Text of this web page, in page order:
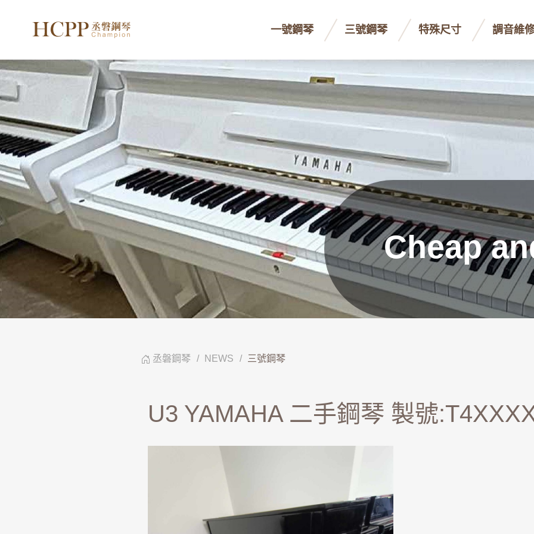
一號鋼琴 三號鋼琴 特殊尺寸 調音維
Cheap
丞磐鋼琴 NEWS 三號鋼琴
U3 YAMAHA 二手鋼琴 製號